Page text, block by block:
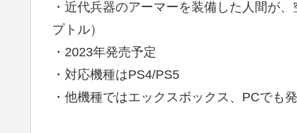
・近代兵器のアーマーを装備した人間が
プトル）
・2023年発売予定
・対応機種はPS4/PS5
・他機種ではエックスボックス、PCでも